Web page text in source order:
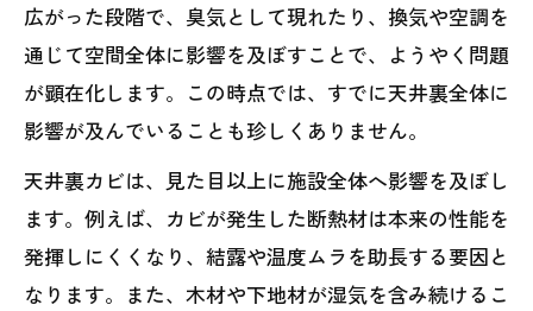
広がった段階で、臭気として現れたり、換気や空調を
通じて空間全体に影響を及ぼすことで、ようやく問題
が顕在化します。この時点では、すでに天井裏全体に
影響が及んでいることも珍しくありません。
天井裏カビは、見た目以上に施設全体へ影響を及ぼし
ます。例えば、カビが発生した断熱材は本来の性能を
発揮しにくくなり、結露や温度ムラを助長する要因と
なります。また、木材や下地材が湿気を含み続けるこ